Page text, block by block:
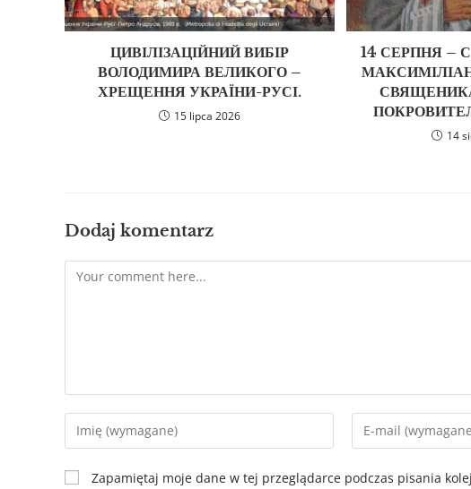
ЦИВІЛІЗАЦІЙНИЙ ВИБІР
ВОЛОДИМИРА ВЕЛИКОГО –
ХРЕЩЕННЯ УКРАЇНИ-РУСІ.
15 lipca 2026
14 СЕРПНЯ –
14
Dodaj komentarz
Zapamiętaj moje dane w tej przeglądarce podczas pisania